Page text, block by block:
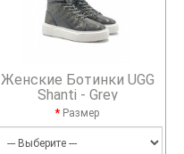
Женские Ботинки UGG
Shanti - Grey
Размер